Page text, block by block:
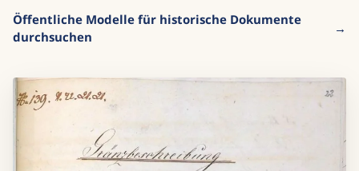
Öffentliche Modelle für historische Dokumente
durchsuchen